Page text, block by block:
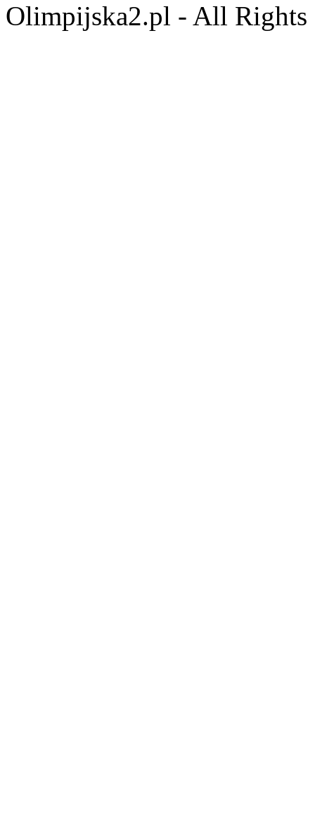
Olimpijska2.pl - All Rights